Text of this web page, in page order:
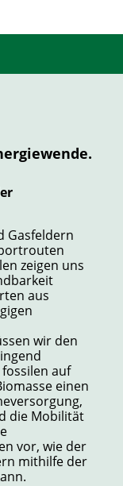
Gasfeldern
zeigen uns
aus
wir den
auf
einen
die Mobilität
vor, wie der
mithilfe der